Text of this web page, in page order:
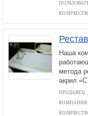
Наша
метода
акрил
ПРОДАВЕЦ:
КОМПАНИЯ